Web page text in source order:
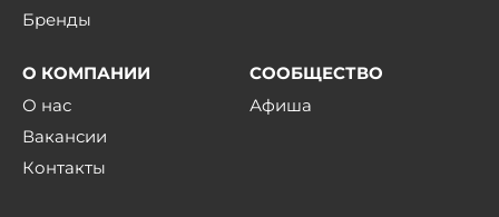
Бренды
О КОМПАНИИ
О нас
Вакансии
Контакты
СООБЩЕСТВО
Афиша